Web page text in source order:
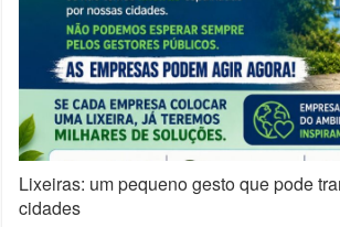
Lixeiras: um pequeno gesto que pode
cidades